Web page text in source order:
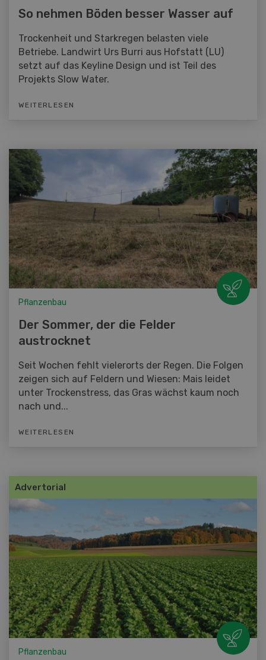
So nehmen Böden besser Wasser auf
Trockenheit und Starkregen belasten viele
Betriebe. Landwirt Urs Burri aus Hofstatt (LU)
setzt auf das Keyline Design und ist Teil des
Projekts Slow Water.
WEITERLESEN
Pflanzenbau
Der Sommer, der die Felder
austrocknet
Seit Wochen fehlt vielerorts der Regen. Die Folgen
zeigen sich auf Feldern und Wiesen: Mais leidet
unter Trockenstress, das Gras wächst kaum noch
nach und...
WEITERLESEN
Advertorial
Pflanzenbau